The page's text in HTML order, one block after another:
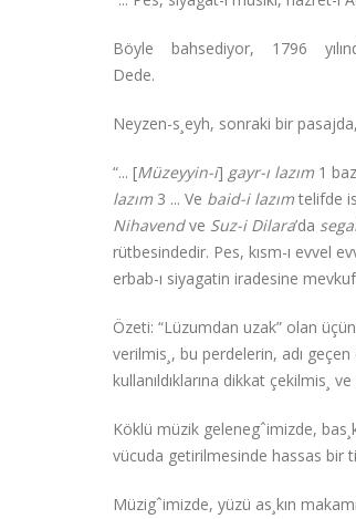
Böyle bahsediyor, 1796
Dede.
Neyzen-s¸eyh, sonraki bir
“... [Müzeyyin-i] gayr-ı lazım 1
lazım 3 ... Ve baid-i lazım telifde
Nihavendve Suz-i Dilara’da
rütbesindedir. Pes, kısm-ı evvel
erbab-ı siyagatin iradesine
Özeti: “Lüzumdan uzak” olan
verilmis¸, bu perdelerin, adı
kullanıldıklarına dikkat çekilmis¸
Köklü müzik gelenegˆimizde,
vücuda getirilmesinde hassas bir
Müzigˆimizde, yüzü as¸kın